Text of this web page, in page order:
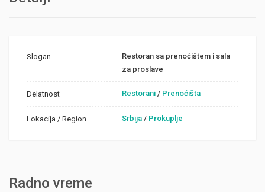
Slogan
Restoran sa prenoćištem i sala
za proslave
Delatnost Restorani / Prenoćišta
Lokacija / Region Srbija / Prokuplje
Radno vreme